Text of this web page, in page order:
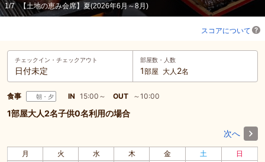
1/7 【土地の恵み会席】夏(2026年6月～8月)
スコアについて
チェックイン・ チェックアウト
日付未定
部屋数・人数
1部屋 大人 2名
食事 朝・夕 IN 15:00～ OUT ～10:00
1部屋大人2名子供0名利用の場合
次へ
月 火 水 木 金 土 日